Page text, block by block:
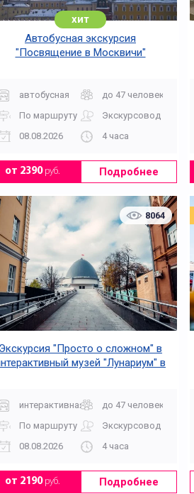
Водные
Выходного дня
хит
Автобусная экскурсия
"Посвящение в Москвичи"
автобусная
до 47 человек
По маршруту
Экскурсовод
08.08.2026
4 часа
от 2390руб. Подробнее
8064
Экскурсия "Просто о сложном" в
музей "Лунариум" в
интерактивная
до 47 человек
По маршруту
Экскурсовод
08.08.2026
4 часа
от 2190руб. Подробнее